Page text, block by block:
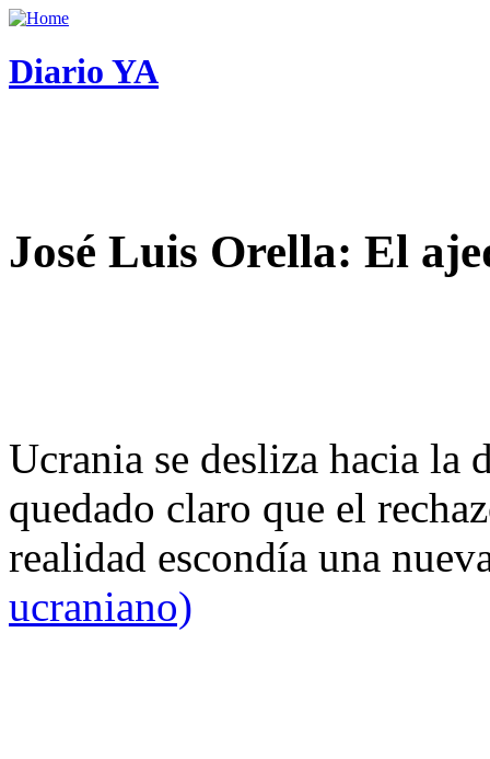
Diario YA
José Luis Orella: El
Ucrania se desliza hacia
quedado claro que el
realidad escondía una
ucraniano)